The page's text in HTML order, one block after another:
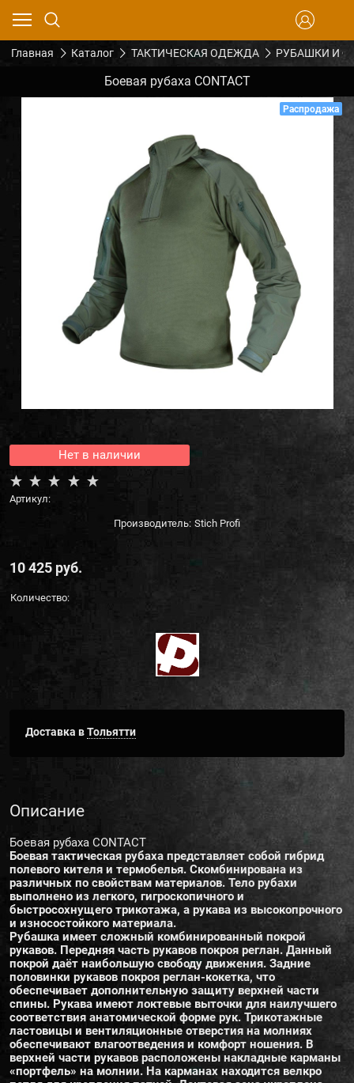
Главная Каталог ТАКТИЧЕСКАЯ ОДЕЖДА РУБАШКИ И
Боевая рубаха CONTACT
Распродажа
Нет в наличии
Артикул:
Производитель: Stich Profi
10 425 руб.
Количество:
Доставка вТольятти
Описание
Боевая рубаха CONTACT
Боевая тактическая рубаха представляет собой гибрид
полевого кителя и термобелья. Скомбинирована из
различных по свойствам материалов. Тело рубахи
выполнено из легкого, гигроскопичного и
быстросохнущего трикотажа, а рукава из высокопрочного
и износостойкого материала.
Рубашка имеет сложный комбинированный покрой
рукавов. Передняя часть рукавов покроя реглан. Данный
покрой даёт наибольшую свободу движения. Задние
половинки рукавов покроя реглан-кокетка, что
обеспечивает дополнительную защиту верхней части
спины. Рукава имеют локтевые выточки для наилучшего
соответствия анатомической форме рук. Трикотажные
ластовицы и вентиляционные отверстия на молниях
обеспечивают влагоотведения и комфорт ношения. В
верхней части рукавов расположены накладные карманы
«портфель» на молнии. На карманах находится велкро